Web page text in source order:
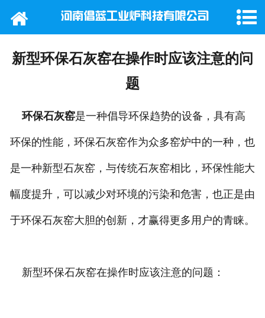
网站首页
新闻动态
行业新闻
新型环保石灰窑在操作时应该注意的问
题
环保石灰窑是一种倡导环保趋势的设备，具有高
环保的性能，环保石灰窑作为众多窑炉中的一种，也
是一种新型石灰窑，与传统石灰窑相比，环保性能大
幅度提升，可以减少对环境的污染和危害，也正是由
于环保石灰窑大胆的创新，才赢得更多用户的青睐。
新型环保石灰窑在操作时应该注意的问题：